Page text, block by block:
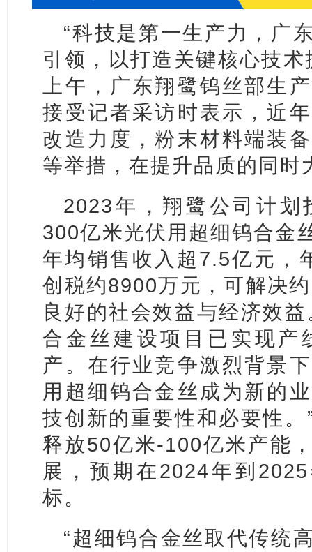
“科技是第一生产力，广
引领，以打造关键核心技
上午，广东翔鹭钨丝部生
接受记者采访时表示，近
改造力度，粉末材料端装
等举措，在提升品质的同时
2023年，翔鹭公司计
300亿米光伏用超细钨合金
年均销售收入超7.5亿元，
创税约8900万元，可解决
良好的社会效益与经济效
合金丝建设项目已实现产
产。在行业竞争激烈背景
用超细钨合金丝成为新的
技创新的重要性和必要性
释放50亿米-100亿米产能
展，预期在2024年到
标。
“超细钨合金丝取代传统